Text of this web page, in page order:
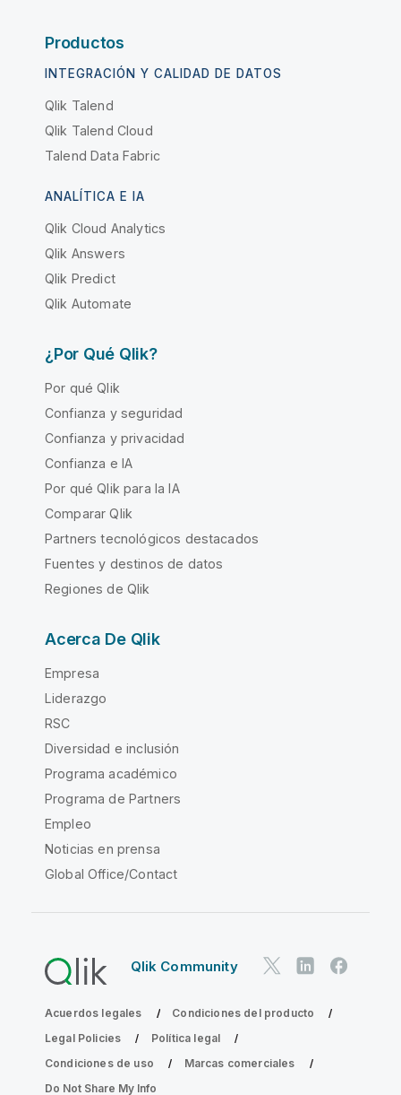
Productos
INTEGRACIÓN Y CALIDAD DE DATOS
Qlik Talend
Qlik Talend Cloud
Talend Data Fabric
ANALÍTICA E IA
Qlik Cloud Analytics
Qlik Answers
Qlik Predict
Qlik Automate
¿Por Qué Qlik?
Por qué Qlik
Confianza y seguridad
Confianza y privacidad
Confianza e IA
Por qué Qlik para la IA
Comparar Qlik
Partners tecnológicos destacados
Fuentes y destinos de datos
Regiones de Qlik
Acerca De Qlik
Empresa
Liderazgo
RSC
Diversidad e inclusión
Programa académico
Programa de Partners
Empleo
Noticias en prensa
Global Office/Contact
Qlik Community
Acuerdos legales
Condiciones del producto
Legal Policies
Política legal
Condiciones de uso
Marcas comerciales
Do Not Share My Info